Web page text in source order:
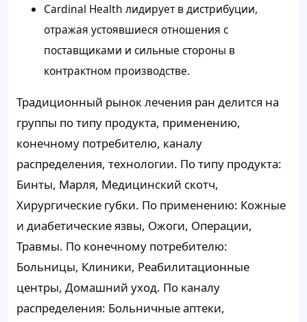
Cardinal Health лидирует в дистрибуции,
отражая устоявшиеся отношения с
поставщиками и сильные стороны в
контрактном производстве.
Традиционный рынок лечения ран делится на
группы по типу продукта, применению,
конечному потребителю, каналу
распределения, технологии. По типу продукта:
Бинты, Марля, Медицинский скотч,
Хирургические губки. По применению: Кожные
и диабетические язвы, Ожоги, Операции,
Травмы. По конечному потребителю:
Больницы, Клиники, Реабилитационные
центры, Домашний уход. По каналу
распределения: Больничные аптеки,